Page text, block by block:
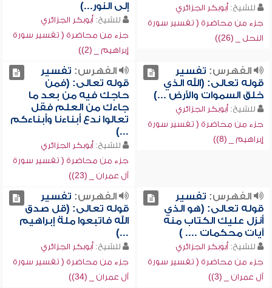
للشيخ: أبوبكر الجزائري
جزء من محاضرة ( تفسير سورة
النحل _ (26))
إلى النور...)
للشيخ: أبوبكر الجزائري
جزء من محاضرة ( تفسير سورة
إبراهيم _ (2))
الفهرس: تفسير
قوله تعالى: (الله الذي
خلق السموات والأرض ...)
للشيخ: أبوبكر الجزائري
جزء من محاضرة ( تفسير سورة
إبراهيم _ (8))
الفهرس: تفسير
قوله تعالى: (فمن
حاجك فيه من بعد ما
جاءك من العلم فقل
تعالوا ندع أبناءنا وأبناءكم
...)
للشيخ: أبوبكر الجزائري
جزء من محاضرة ( تفسير سورة
آل عمران _ (23))
الفهرس: تفسير
قوله تعالى: (هو الذي
أنزل عليك الكتاب منه
آيات محكمات .... )
للشيخ: أبوبكر الجزائري
جزء من محاضرة ( تفسير سورة
آل عمران _ (3))
الفهرس: تفسير
قوله تعالى: (قل صدق
الله فاتبعوا ملة إبراهيم
...)
للشيخ: أبوبكر الجزائري
جزء من محاضرة ( تفسير سورة
آل عمران _ (34))